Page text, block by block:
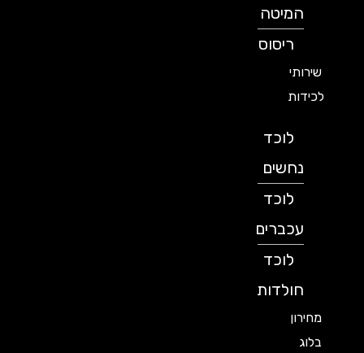
המיטה
ריסוס
שירותי
לכידות
לוכד
נחשים
לוכד
עכברים
לוכד
חולדות
מחירון
בלוג